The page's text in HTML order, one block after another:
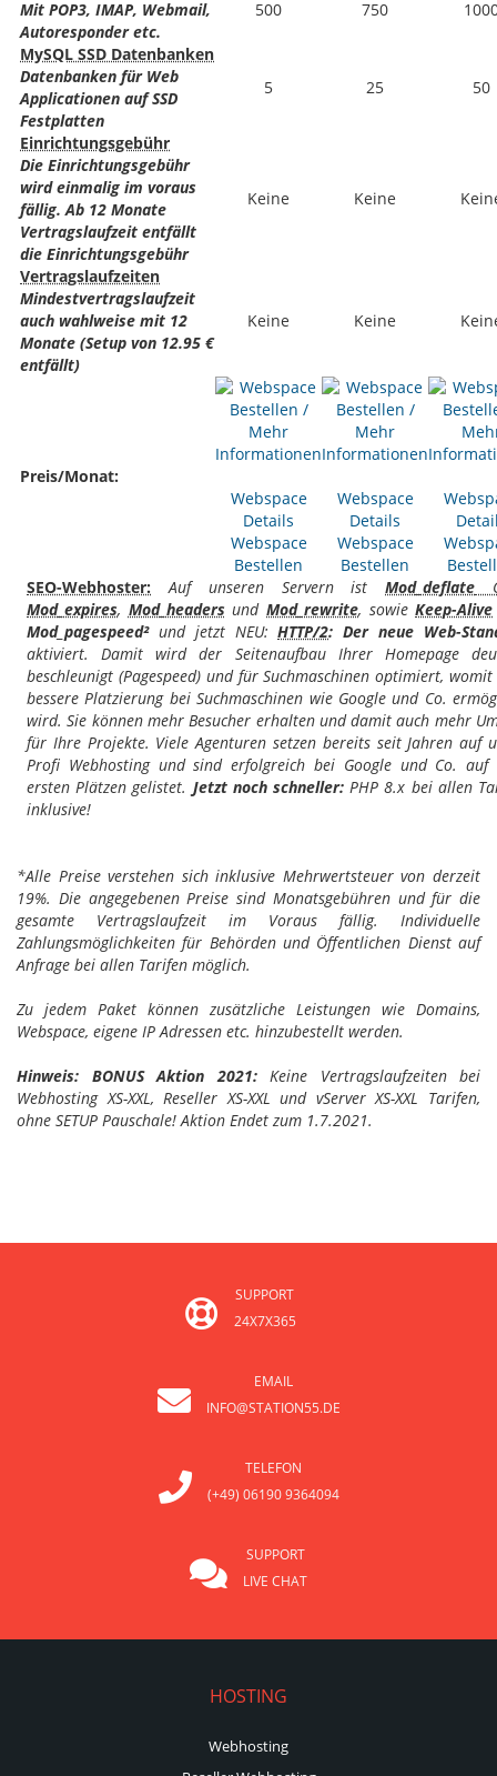
Mit POP3, IMAP, Webmail,
Autoresponder etc.
500 750
MySQL SSD Datenbanken
Datenbanken für Web
Applicationen auf SSD
Festplatten
5 25 50
Einrichtungsgebühr
Die Einrichtungsgebühr
wird einmalig im voraus
fällig. Ab 12 Monate
Vertragslaufzeit entfällt
die Einrichtungsgebühr
Keine Keine
Vertragslaufzeiten
Mindestvertragslaufzeit
auch wahlweise mit 12
Monate (Setup von 12.95 €
entfällt)
Keine Keine
Preis/Monat:
Webspace
Details
Webspace
Bestellen
Webspace
Details
Webspace
Bestellen
SEO-Webhoster: Auf unseren Servern istMod_deflate
Mod_expires, Mod_headersundMod_rewrite, sowieKeep-Alive
Mod_pagespeed²und jetzt NEU:HTTP/2: Der neue Web-
aktiviert. Damit wird der Seitenaufbau Ihrer Homepage
beschleunigt (Pagespeed) und für Suchmaschinen optimiert, womit
bessere Platzierung bei Suchmaschinen wie Google und Co.
wird. Sie können mehr Besucher erhalten und damit auch mehr
für Ihre Projekte. Viele Agenturen setzen bereits seit Jahren auf
Profi Webhosting und sind erfolgreich bei Google und Co. auf
ersten Plätzen gelistet. Jetzt noch schneller: PHP 8.x bei allen
inklusive!
*Alle Preise verstehen sich inklusive Mehrwertsteuer von derzeit
19%. Die angegebenen Preise sind Monatsgebühren und für die
gesamte Vertragslaufzeit im Voraus fällig. Individuelle
Zahlungsmöglichkeiten für Behörden und Öffentlichen Dienst auf
Anfrage bei allen Tarifen möglich.
Zu jedem Paket können zusätzliche Leistungen wie Domains,
Webspace, eigene IP Adressen etc. hinzubestellt werden.
Hinweis: BONUS Aktion 2021:Keine Vertragslaufzeiten bei
Webhosting XS-XXL, Reseller XS-XXL und vServer XS-XXL Tarifen,
ohne SETUP Pauschale! Aktion Endet zum 1.7.2021.
SUPPORT
24X7X365
EMAIL
INFO@STATION55.DE
TELEFON
(+49) 06190 9364094
SUPPORT
LIVE CHAT
HOSTING
Webhosting